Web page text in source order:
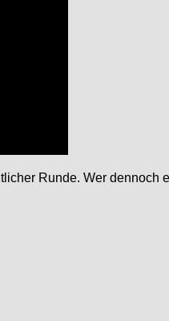
Runde. Wer